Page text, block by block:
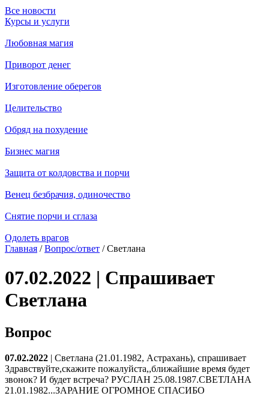
Все новости
Курсы и услуги
Любовная магия
Приворот денег
Изготовление оберегов
Целительство
Обряд на похудение
Бизнес магия
Защита от колдовства и порчи
Венец безбрачия, одиночество
Снятие порчи и сглаза
Одолеть врагов
Главная /Вопрос/ответ / Светлана
07.02.2022 | Спрашивает
Светлана
Вопрос
07.02.2022 | Светлана (21.01.1982, Астрахань), спрашивает
Здравствуйте,скажите пожалуйста,,ближайшие время будет
звонок? И будет встреча? РУСЛАН 25.08.1987.СВЕТЛАНА
21.01.1982...ЗАРАНИЕ ОГРОМНОЕ СПАСИБО